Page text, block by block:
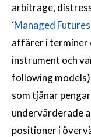
arbitrage,
‘Managed
affärer i terminer
instrument och
following
som tjänar
undervärderade
positioner i